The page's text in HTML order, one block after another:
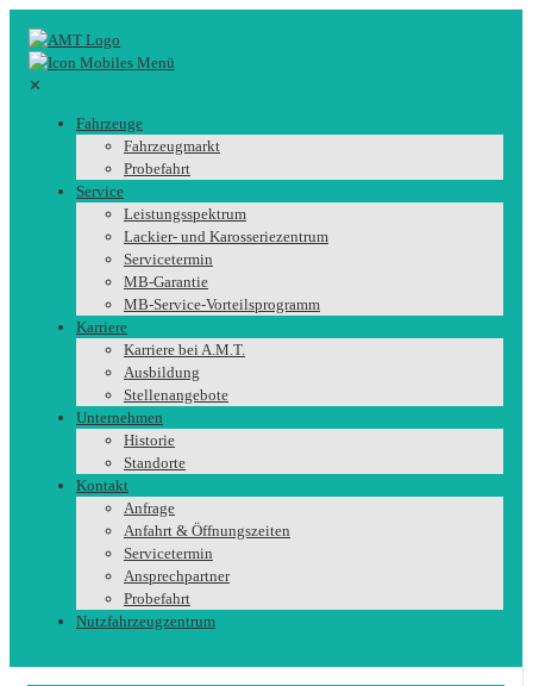
✕
Fahrzeuge
Fahrzeugmarkt
Probefahrt
Service
Leistungsspektrum
Lackier- und Karosseriezentrum
Servicetermin
MB-Garantie
MB-Service-Vorteilsprogramm
Karriere
Karriere bei A.M.T.
Ausbildung
Stellenangebote
Unternehmen
Historie
Standorte
Kontakt
Anfrage
Anfahrt & Öffnungszeiten
Servicetermin
Ansprechpartner
Probefahrt
Nutzfahrzeugzentrum